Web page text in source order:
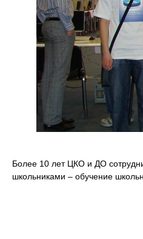
Более 10 лет ЦКО и ДО
школьниками – обучение